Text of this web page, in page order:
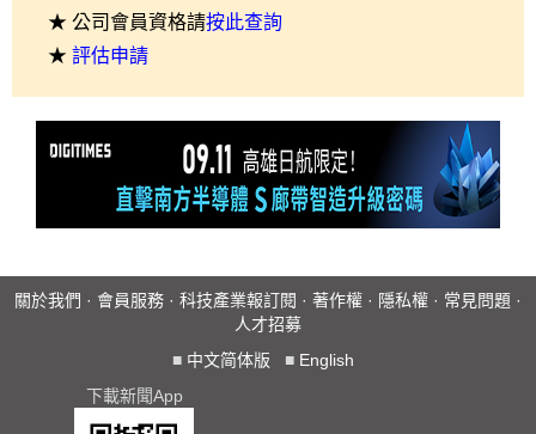
★ 公司會員資格請按此查詢
★ 評估申請
關於我們 · 會員服務 · 科技產業報訂閱 · 著作權 · 隱私權 · 常見問題 ·
人才招募
■ 中文简体版 ■ English
下載新聞App